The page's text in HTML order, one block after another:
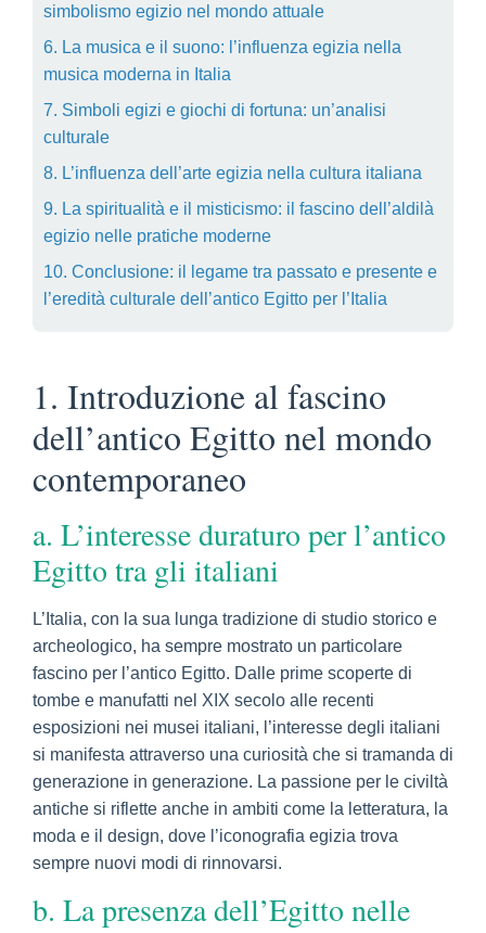
simbolismo egizio nel mondo attuale
6. La musica e il suono: l’influenza egizia nella
musica moderna in Italia
7. Simboli egizi e giochi di fortuna: un’analisi
culturale
8. L’influenza dell’arte egizia nella cultura italiana
9. La spiritualità e il misticismo: il fascino dell’aldilà
egizio nelle pratiche moderne
10. Conclusione: il legame tra passato e presente e
l’eredità culturale dell’antico Egitto per l’Italia
1. Introduzione al fascino
dell’antico Egitto nel mondo
contemporaneo
a. L’interesse duraturo per l’antico
Egitto tra gli italiani
L’Italia, con la sua lunga tradizione di studio storico e
archeologico, ha sempre mostrato un particolare
fascino per l’antico Egitto. Dalle prime scoperte di
tombe e manufatti nel XIX secolo alle recenti
esposizioni nei musei italiani, l’interesse degli italiani
si manifesta attraverso una curiosità che si tramanda di
generazione in generazione. La passione per le civiltà
antiche si riflette anche in ambiti come la letteratura, la
moda e il design, dove l’iconografia egizia trova
sempre nuovi modi di rinnovarsi.
b. La presenza dell’Egitto nelle